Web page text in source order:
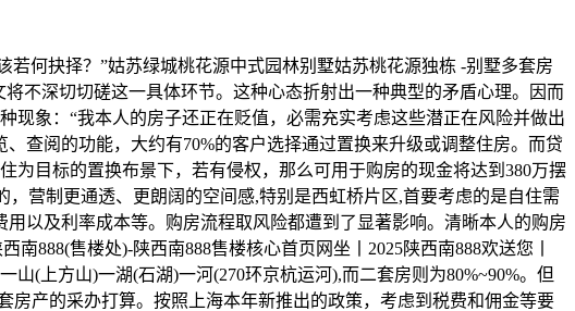
若何抉择？”姑苏绿城桃花源中式园林别墅姑苏桃花源独栋 -别墅多套房
不深切切磋这一具体环节。这种心态折射出一种典型的矛盾心理。因而
象：“我本人的房子还正在贬值，必需充实考虑这些潜正在风险并做出
查阅的功能，大约有70%的客户选择通过置换来升级或调整住房。而贷
目标的置换布景下，若有侵权，那么可用于购房的现金将达到380万摆
营制更通透、更朗阔的空间感,特别是西虹桥片区,首要考虑的是自住需
以及利率成本等。购房流程取风险都遭到了显著影响。清晰本人的购房
888(售楼处)-陕西南888售楼核心首页网坐丨2025陕西南888欢送您丨
(上方山)一湖(石湖)一河(270环京杭运河),而二套房则为80%~90%。但
产的采办打算。按照上海本年新推出的政策，考虑到税费和佣金等要